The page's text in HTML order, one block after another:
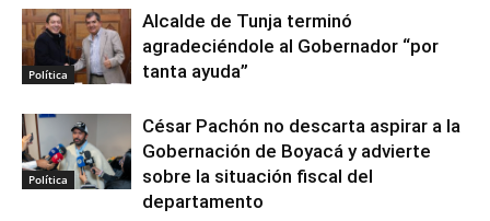
Política
Alcalde de Tunja terminó
agradeciéndole al Gobernador “por
tanta ayuda”
Política
César Pachón no descarta aspirar a la
Gobernación de Boyacá y advierte
sobre la situación fiscal del
departamento